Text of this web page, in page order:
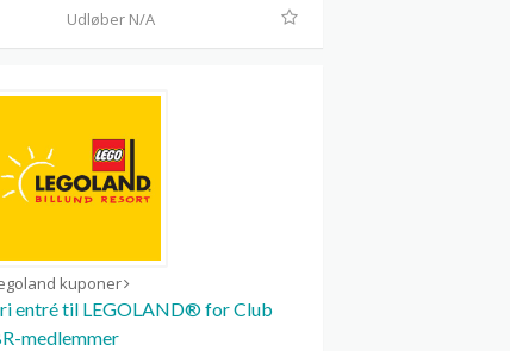
Udløber N/A
kuponer
entré til LEGOLAND® for Club
medlemmer